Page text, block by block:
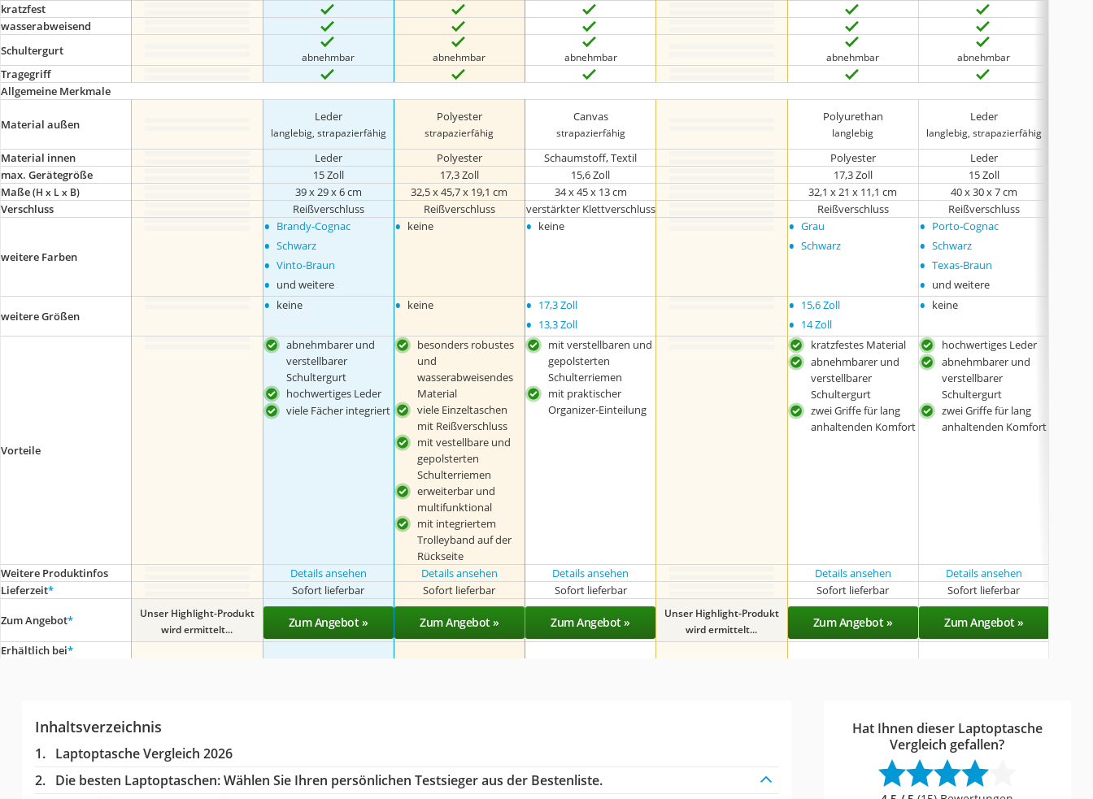
kratzfest
wasserabweisend
Schultergurt
abnehmbar abnehmbar abnehmbar abnehmbar abnehmbar
Tragegriff
Allgemeine Merkmale
Material außen
Leder
langlebig, strapazierfähig
Polyester
strapazierfähig
Canvas
strapazierfähig
Polyurethan
langlebig
Leder
langlebig, strapazierfähig
Material innen Leder Polyester Schaumstoff, Textil Polyester Leder
max. Gerätegröße
15 Zoll 17,3 Zoll 15,6 Zoll 17,3 Zoll
15 Zoll
Maße(H x L x B) 39 x 29 x 6 cm 32,5 x 45,7 x 19,1 cm 34 x 45 x 13 cm ‎32,1 x 21 x 11,1 cm 40 x 30 x 7 cm
Verschluss
Reißverschluss Reißverschluss verstärkter Klettverschluss Reißverschluss Reißverschluss
weitere Farben
• Brandy-Cognac
• Schwarz
• Vinto-Braun
• und weitere
• keine • keine • Grau
• Schwarz
• Porto-Cognac
• Schwarz
• Texas-Braun
• und weitere
weitere Größen • keine • keine • 17,3 Zoll
• 13,3 Zoll
• 15,6 Zoll
• 14 Zoll
• keine
Vorteile
abnehmbarer und
verstellbarer
Schultergurt
hochwertiges Leder
viele Fächer integriert
besonders robustes
und
wasserabweisendes
Material
viele Einzeltaschen
mit Reißverschluss
mit vestellbare und
gepolsterten
Schulterriemen
erweiterbar und
multifunktional
mit integriertem
Trolleyband auf der
Rückseite
mit verstellbaren und
gepolsterten
Schulterriemen
mit praktischer
Organizer-Einteilung
kratzfestes Material
abnehmbarer und
verstellbarer
Schultergurt
zwei Griffe für lang
anhaltenden Komfort
hochwertiges Leder
abnehmbarer und
verstellbarer
Schultergurt
zwei Griffe für lang
anhaltenden Komfort
Weitere Produktinfos Details ansehen Details ansehen Details ansehen Details ansehen Details ansehen
Lieferzeit* Sofort lieferbar Sofort lieferbar Sofort lieferbar Sofort lieferbar Sofort lieferbar
Zum Angebot*
Unser Highlight-Produkt
wird ermittelt...
Zum Angebot » Zum Angebot » Zum Angebot »
Unser Highlight-Produkt
wird ermittelt...
Zum Angebot » Zum Angebot »
Erhältlich bei*
Inhaltsverzeichnis
Laptoptasche Vergleich 2026
Die besten Laptoptaschen:Wählen Sie Ihren persönlichen Testsieger aus der Bestenliste.
Hat Ihnen dieser Laptoptasche
Vergleich gefallen?